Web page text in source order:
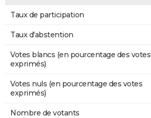
Taux de participation
Taux d'abstention
Votes blancs (en pourcentage des votes
exprimés)
Votes nuls (en pourcentage des votes
exprimés)
Nombre de votants